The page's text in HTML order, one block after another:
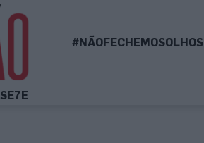
#NÃOFECHEMOSOLHOS
SE7E